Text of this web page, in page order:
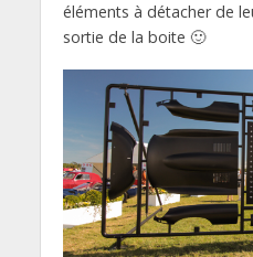
éléments à détacher de
sortie de la boite 🙂